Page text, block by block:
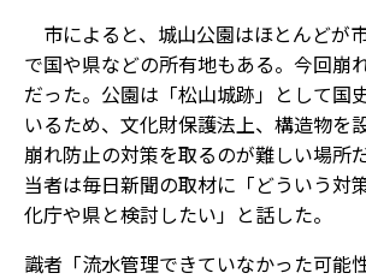
市によると、城山公園はほとんどが
で国や県などの所有地もある。今回崩
だった。公園は「松山城跡」として国
いるため、文化財保護法上、構造物を
崩れ防止の対策を取るのが難しい場所
当者は毎日新聞の取材に「どういう対
化庁や県と検討したい」と話した。
識者「流水管理できていなかった可能性